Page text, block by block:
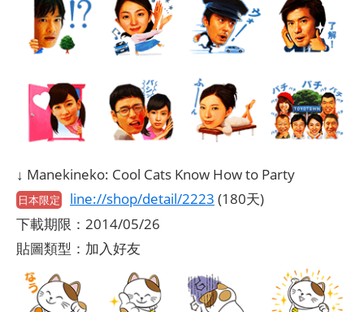
↓ Manekineko: Cool Cats Know How to Party
日本限定 line://shop/detail/2223 (180天)
下載期限：2014/05/26
貼圖類型：加入好友